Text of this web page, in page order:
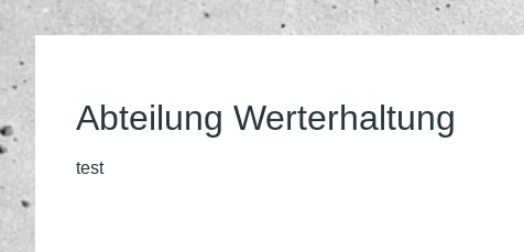
Abteilung Werterhaltung
test